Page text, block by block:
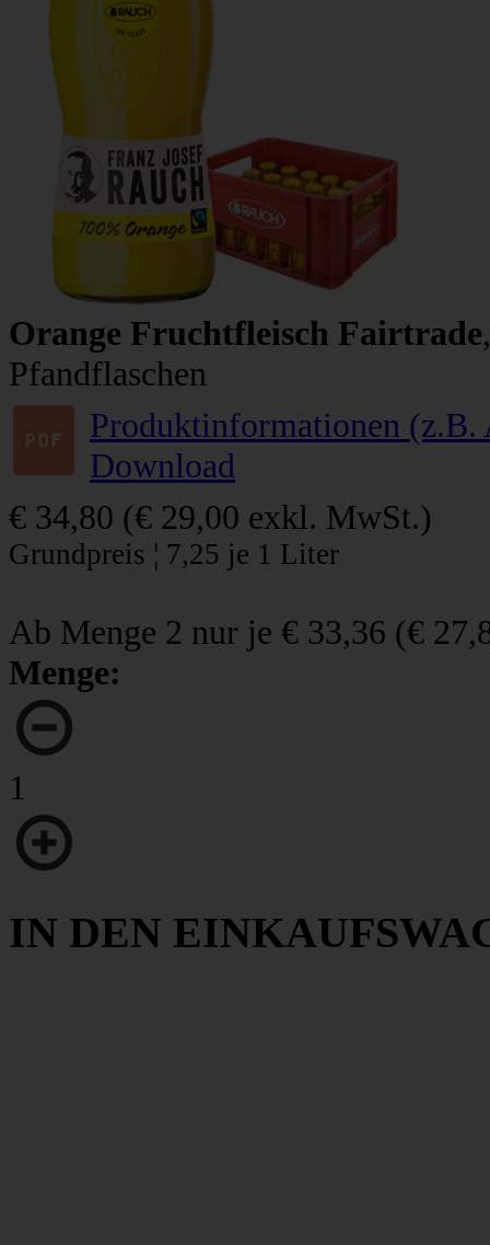
Orange Fruchtfleisch Fairtrade
Pfandflaschen
Produktinformationen
Download
€ 34,80 (€ 29,00 exkl. MwSt.)
Grundpreis ¦ 7,25 je 1 Liter
Ab Menge 2 nur je € 33,36 (€
Menge:
1
IN DEN